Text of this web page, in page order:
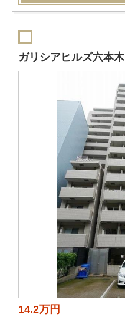
ガリシアヒルズ六本木
14.2万円